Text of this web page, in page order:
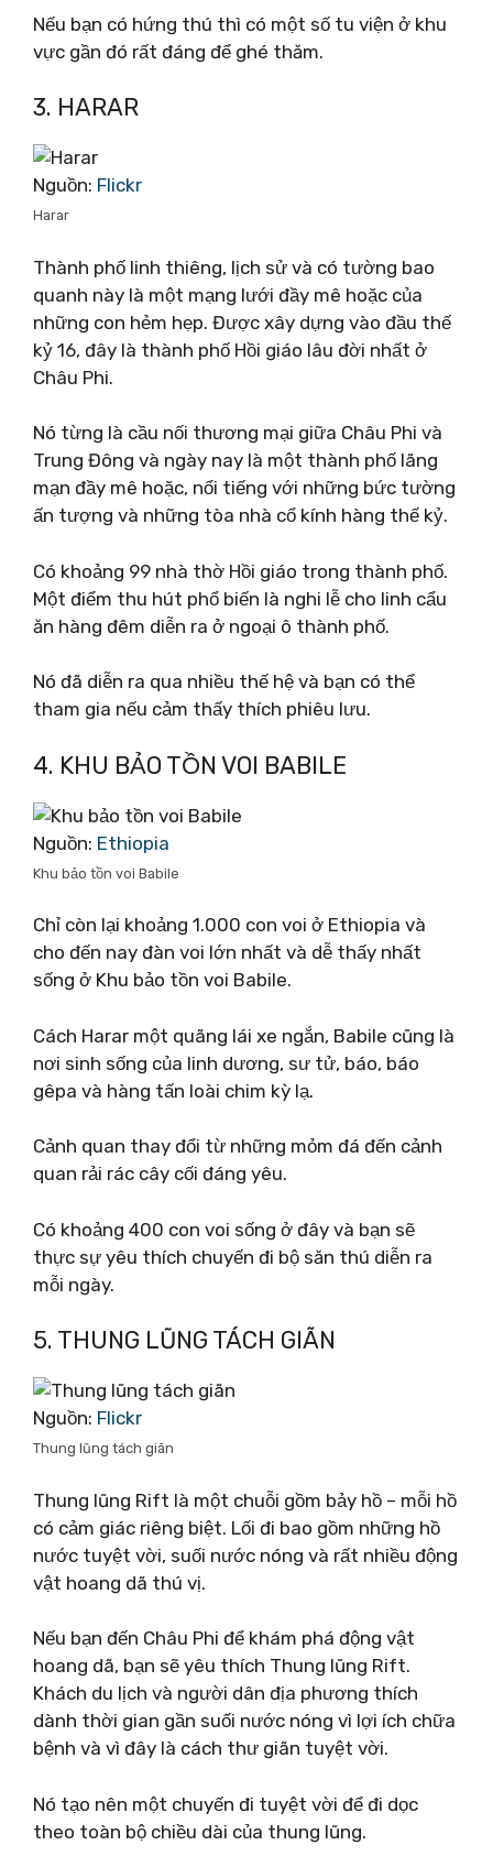
Nếu bạn có hứng thú thì có một số tu viện ở khu
vực gần đó rất đáng để ghé thăm.
3. HARAR
Nguồn: Flickr
Harar
Thành phố linh thiêng, lịch sử và có tường bao
quanh này là một mạng lưới đầy mê hoặc của
những con hẻm hẹp. Được xây dựng vào đầu thế
kỷ 16, đây là thành phố Hồi giáo lâu đời nhất ở
Châu Phi.
Nó từng là cầu nối thương mại giữa Châu Phi và
Trung Đông và ngày nay là một thành phố lãng
mạn đầy mê hoặc, nổi tiếng với những bức tường
ấn tượng và những tòa nhà cổ kính hàng thế kỷ.
Có khoảng 99 nhà thờ Hồi giáo trong thành phố.
Một điểm thu hút phổ biến là nghi lễ cho linh cẩu
ăn hàng đêm diễn ra ở ngoại ô thành phố.
Nó đã diễn ra qua nhiều thế hệ và bạn có thể
tham gia nếu cảm thấy thích phiêu lưu.
4. KHU BẢO TỒN VOI BABILE
Nguồn: Ethiopia
Khu bảo tồn voi Babile
Chỉ còn lại khoảng 1.000 con voi ở Ethiopia và
cho đến nay đàn voi lớn nhất và dễ thấy nhất
sống ở Khu bảo tồn voi Babile.
Cách Harar một quãng lái xe ngắn, Babile cũng là
nơi sinh sống của linh dương, sư tử, báo, báo
gêpa và hàng tấn loài chim kỳ lạ.
Cảnh quan thay đổi từ những mỏm đá đến cảnh
quan rải rác cây cối đáng yêu.
Có khoảng 400 con voi sống ở đây và bạn sẽ
thực sự yêu thích chuyến đi bộ săn thú diễn ra
mỗi ngày.
5. THUNG LŨNG TÁCH GIÃN
Nguồn: Flickr
Thung lũng tách giãn
Thung lũng Rift là một chuỗi gồm bảy hồ – mỗi hồ
có cảm giác riêng biệt. Lối đi bao gồm những hồ
nước tuyệt vời, suối nước nóng và rất nhiều động
vật hoang dã thú vị.
Nếu bạn đến Châu Phi để khám phá động vật
hoang dã, bạn sẽ yêu thích Thung lũng Rift.
Khách du lịch và người dân địa phương thích
dành thời gian gần suối nước nóng vì lợi ích chữa
bệnh và vì đây là cách thư giãn tuyệt vời.
Nó tạo nên một chuyến đi tuyệt vời để đi dọc
theo toàn bộ chiều dài của thung lũng.